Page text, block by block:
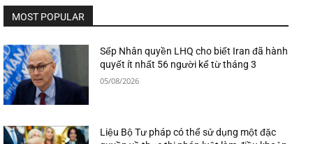
MOST POPULAR
Sếp Nhân quyền LHQ cho biết Iran đã hành
quyết ít nhất 56 người kể từ tháng 3
05/08/2026
Liệu Bộ Tư pháp có thể sử dụng một đặc